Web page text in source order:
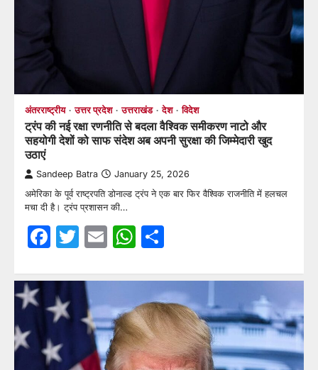
अंतरराष्ट्रीय उत्तर प्रदेश उत्तराखंड देश विदेश
ट्रंप की नई रक्षा रणनीति से बदला वैश्विक समीकरण नाटो और
सहयोगी देशों को साफ संदेश अब अपनी सुरक्षा की जिम्मेदारी खुद
उठाएं
Sandeep Batra January 25, 2026
अमेरिका के पूर्व राष्ट्रपति डोनाल्ड ट्रंप ने एक बार फिर वैश्विक राजनीति में हलचल
मचा दी है। ट्रंप प्रशासन की…
Facebook
Twitter
EmailWhatsApp